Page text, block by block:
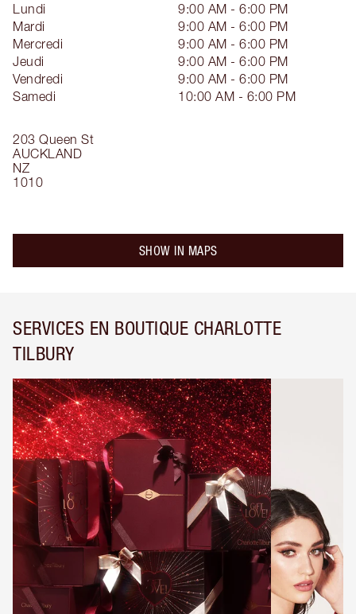
203 Queen St
AUCKLAND
NZ
1010
Lundi
9:00 AM - 6:00 PM
Mardi
9:00 AM - 6:00 PM
Mercredi
9:00 AM - 6:00 PM
Jeudi
9:00 AM - 6:00 PM
Vendredi
9:00 AM - 6:00 PM
Samedi
10:00 AM - 6:00 PM
SHOW IN MAPS
SERVICES EN BOUTIQUE CHARLOTTE
TILBURY